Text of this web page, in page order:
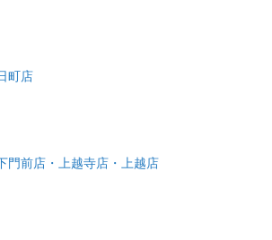
町店
門前店・上越寺店・上越店